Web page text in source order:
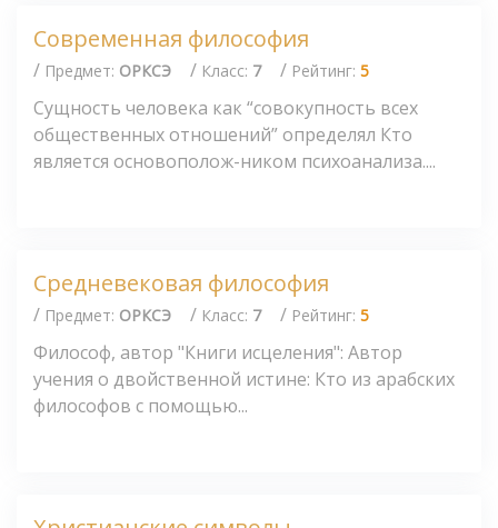
Современная философия
/ Предмет: ОРКСЭ / Класс: 7 / Рейтинг: 5
Сущность человека как “совокупность всех
общественных отношений” определял Кто
является основополож-ником психоанализа....
Средневековая философия
/ Предмет: ОРКСЭ / Класс: 7 / Рейтинг: 5
Философ, автор "Книги исцеления": Автор
учения о двойственной истине: Кто из арабских
философов с помощью...